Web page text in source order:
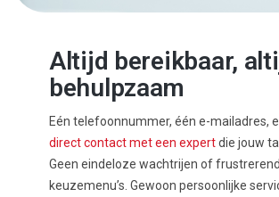
Altijd bereikbaar,
behulpzaam
Eén telefoonnummer, één e-mailadres,
direct contact met een expertdie jouw
Geen eindeloze wachtrijen of
keuzemenu’s. Gewoon persoonlijke